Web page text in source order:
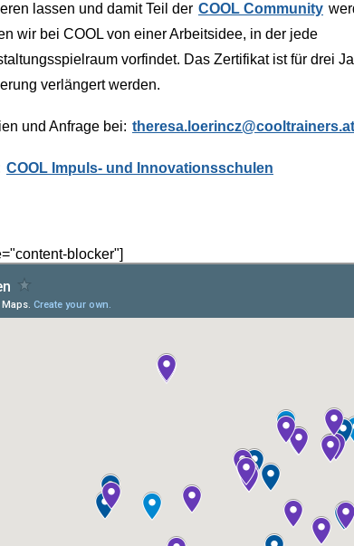
lassen und damit Teil der COOL Community
wir bei COOL von einer Arbeitsidee, in der jede
vorfindet. Das Zertifikat ist für drei
verlängert werden.
und Anfrage bei: theresa.loerincz@cooltrainers.at
COOL Impuls- und Innovationsschulen
blocker"]